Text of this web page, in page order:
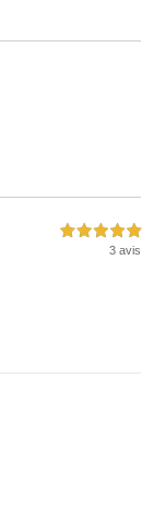
5,0 étoiles sur 5
3 avis